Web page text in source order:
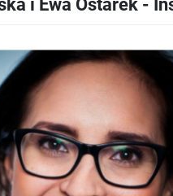
i Ewa Ostarek -